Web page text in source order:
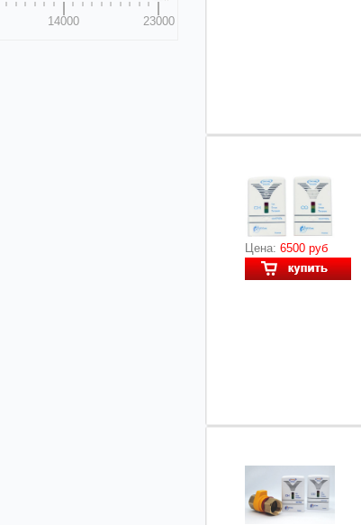
14000 23000
Цена: 6500 руб